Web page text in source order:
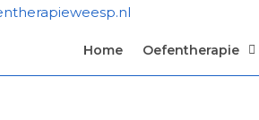
Home Oefentherapie